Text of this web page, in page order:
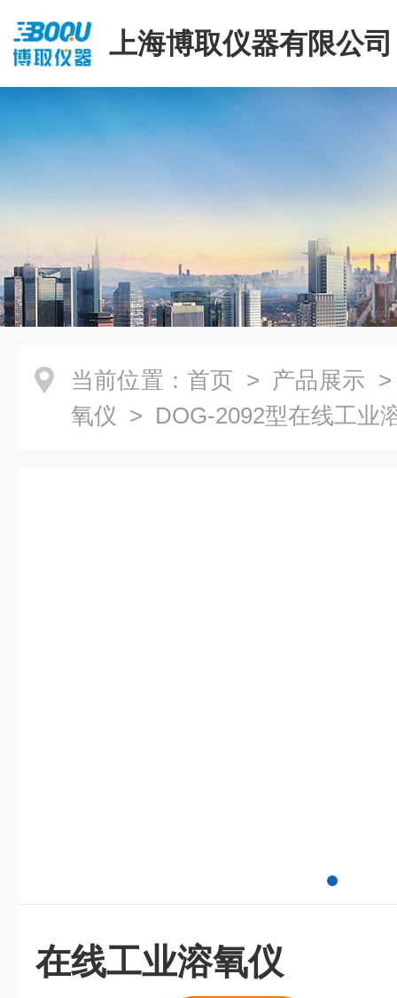
上海博取仪器有限公司
当前位置： 首页 > 产品展示
氧仪 > DOG-2092型在线工业
在线工业溶氧仪